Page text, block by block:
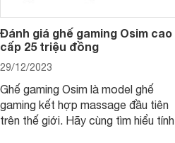
Đánh giá ghế gaming Osim cao
cấp 25 triệu đồng
29/12/2023
Ghế gaming Osim là model ghế
gaming kết hợp massage đầu tiên
trên thế giới. Hãy cùng tìm hiểu tính